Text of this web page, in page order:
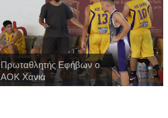
Πρωταθλητής Εφήβων ο
ΑΟΚ Χανιά